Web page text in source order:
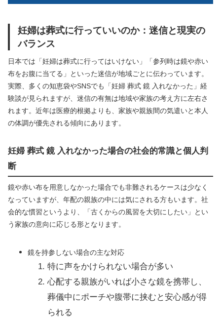
妊婦は葬式に行っていいのか：迷信と現実の
バランス
日本では「妊婦は葬式に行ってはいけない」「参列時は鏡や赤い
布をお腹に当てる」といった迷信が地域ごとに伝わっています。
実際、多くの知恵袋やSNSでも「妊婦 葬式 鏡 入れなかった」経
験談が見られますが、迷信の有無は地域や家族の考え方に左右さ
れます。近年は医療的根拠よりも、家族や親族間の気遣いと本人
の体調が優先される傾向にあります。
妊婦 葬式 鏡 入れなかった場合の社会的常識と個人判
断
鏡や赤い布を用意しなかった場合でも非難されるケースは少なく
なっていますが、年配の親族の中には気にされる方もいます。社
会的な慣習というより、「古くからの風習を大切にしたい」とい
う家族の意向に応じる形となります。
鏡を持参しない場合の主な対応
特に声をかけられない場合が多い
心配する親族がいれば小さな鏡を携帯し、
葬儀中にポーチや腹帯に挟むと安心感が得
られる